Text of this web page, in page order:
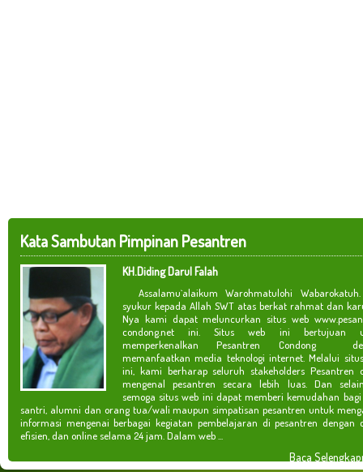
Kata Sambutan Pimpinan Pesantren
KH.Diding Darul Falah
Assalamu`alaikum Warohmatulohi
syukur kepada Allah SWT atas berkat rahmat dan
Nya kami dapat meluncurkan situs web
condong.net ini. Situs web ini bertujuan
memperkenalkan Pesantren Condong
memanfaatkan media teknologi internet. Melalui
ini, kami berharap seluruh stakeholders Pesantren
mengenal pesantren secara lebih luas. Dan
semoga situs web ini dapat memberi kemudahan
santri, alumni dan orang tua/wali maupun simpatisan pesantren untuk
informasi mengenai berbagai kegiatan pembelajaran di pesantren dengan
efisien, dan online selama 24 jam. Dalam web ...
Baca